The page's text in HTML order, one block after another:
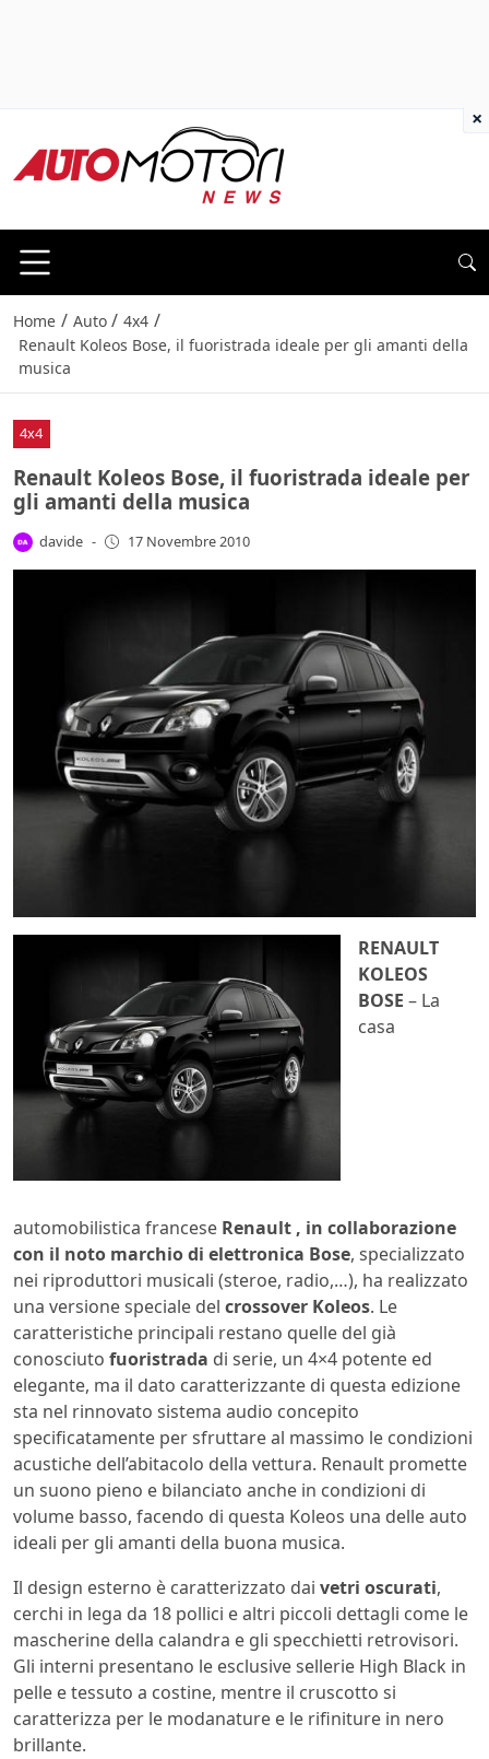
Home / Auto / 4x4 /
Renault Koleos Bose, il fuoristrada ideale per gli amanti della
musica
4x4
Renault Koleos Bose, il fuoristrada ideale per
gli amanti della musica
davide - 17 Novembre 2010
RENAULT
KOLEOS
BOSE – La
casa
automobilistica francese Renault , in collaborazione
con il noto marchio di elettronica Bose, specializzato
nei riproduttori musicali (steroe, radio,…), ha realizzato
una versione speciale del crossover Koleos. Le
caratteristiche principali restano quelle del già
conosciuto fuoristrada di serie, un 4×4 potente ed
elegante, ma il dato caratterizzante di questa edizione
sta nel rinnovato sistema audio concepito
specificatamente per sfruttare al massimo le condizioni
acustiche dell’abitacolo della vettura. Renault promette
un suono pieno e bilanciato anche in condizioni di
volume basso, facendo di questa Koleos una delle auto
ideali per gli amanti della buona musica.
Il design esterno è caratterizzato dai vetri oscurati,
cerchi in lega da 18 pollici e altri piccoli dettagli come le
mascherine della calandra e gli specchietti retrovisori.
Gli interni presentano le esclusive sellerie High Black in
pelle e tessuto a costine, mentre il cruscotto si
caratterizza per le modanature e le rifiniture in nero
brillante.
×